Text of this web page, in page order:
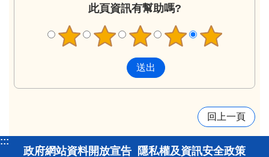
此頁資訊有幫助嗎?
回上一頁
:::
政府網站資料開放宣告 隱私權及資訊安全政策